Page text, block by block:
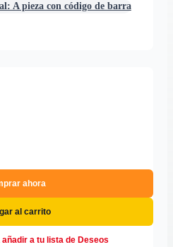
A pieza con código de barra
ahora
al carrito
a tu lista de Deseos